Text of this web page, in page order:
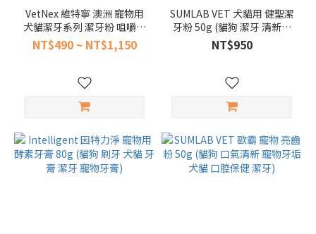
博樂丹
(1)
SUMLAB
獅
王
(1)
VetNex 維特寧 澳洲 寵物用
犬貓潔牙系列 潔牙粉 咀嚼錠
30g 100g (狗貓 牙齦健康 清
新 除臭 強效)
NT$490 ~ NT$1,150
SUMLAB VET 犬貓用 健聖潔
牙粉 50g (貓狗 潔牙 清新口
氣 異味控制 寵物 口腔保健)
NT$950